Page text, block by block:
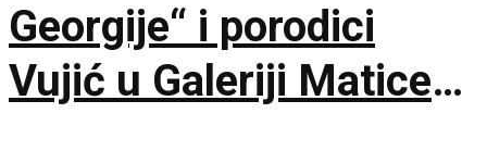
Georgije“ i porodici
Vujić u Galeriji Matice